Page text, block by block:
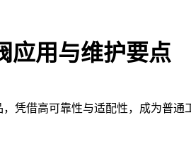
应用与维护要点
，凭借高可靠性与适配性，成为